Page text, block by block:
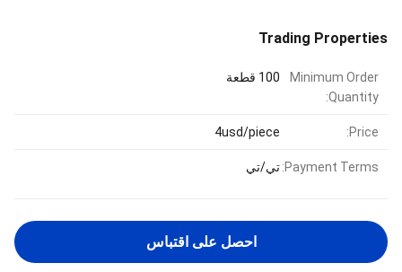
Trading Properties
Minimum Order
Quantity:
100 قطعة
Price:
4usd/piece
Payment Terms: تي/تي
احصل على اقتباس